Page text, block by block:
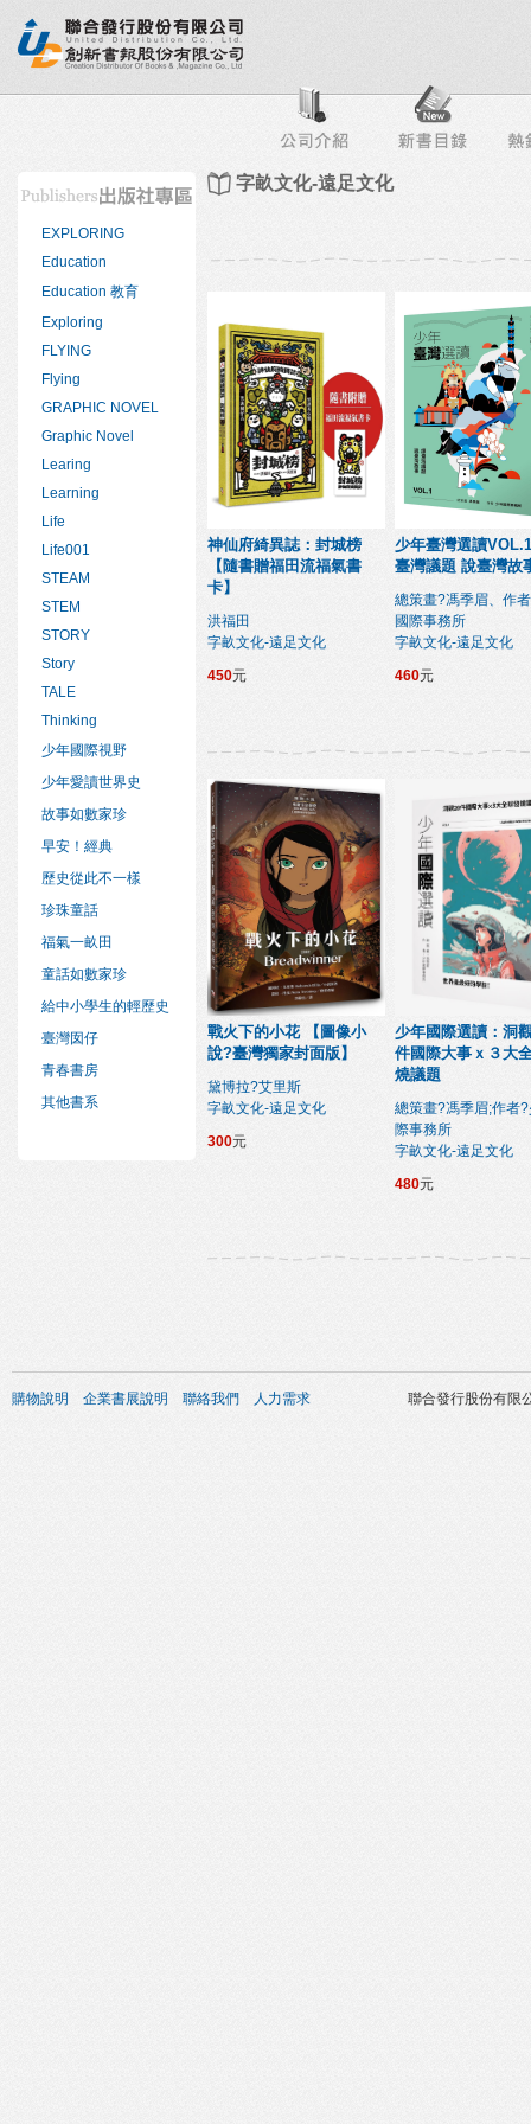
榜 出版社專區 書店專區 目錄下載 會員服務
EXPLORING
Education
Education 教育
Exploring
FLYING
Flying
GRAPHIC NOVEL
Graphic Novel
Learing
Learning
Life
Life001
STEAM
STEM
STORY
Story
TALE
Thinking
少年國際視野
少年愛讀世界史
故事如數家珍
早安！經典
歷史從此不一樣
珍珠童話
福氣一畝田
童話如數家珍
給中小學生的輕歷史
臺灣囡仔
青春書房
其他書系
字畝文化-遠足文化
神仙府綺異誌：封城榜
【隨書贈福田流福氣書
卡】
洪福田
字畝文化-遠足文化
450元
少年臺灣選讀
臺灣議題 說臺灣故
總策畫?馮季眉、作
國際事務所
字畝文化-遠足文化
460元
戰火下的小花 【圖像小
說?臺灣獨家封面版】
黛博拉?艾里斯
字畝文化-遠足文化
300元
少年國際選讀：洞
件國際大事ｘ３大
燒議題
總策畫?馮季眉;作者
際事務所
字畝文化-遠足文化
480元
購物說明 企業書展說明 聯絡我們 人力需求 聯合發行股份有限